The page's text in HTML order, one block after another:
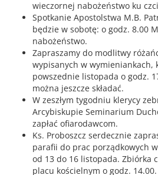
wieczornej nabożeństwo ku
Spotkanie Apostolstwa M.B.
będzie w sobotę: o godz. 8.00
nabożeństwo.
Zapraszamy do modlitwy
wypisanych w wymieniankach,
powszednie listopada o godz.
można jeszcze składać.
W zeszłym tygodniu klerycy
Arcybiskupie Seminarium
zapłać ofiarodawcom.
Ks. Proboszcz serdecznie
parafii do prac porządkowych
od 13 do 16 listopada. Zbiórka
placu kościelnym o godz. 14.00.